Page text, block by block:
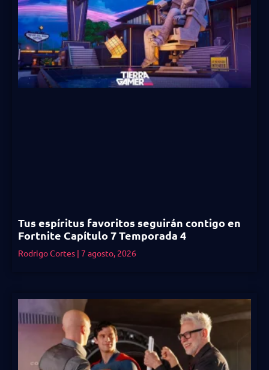
Tus espíritus favoritos seguirán contigo en
Fortnite Capítulo 7 Temporada 4
Rodrigo Cortes 7 agosto, 2026